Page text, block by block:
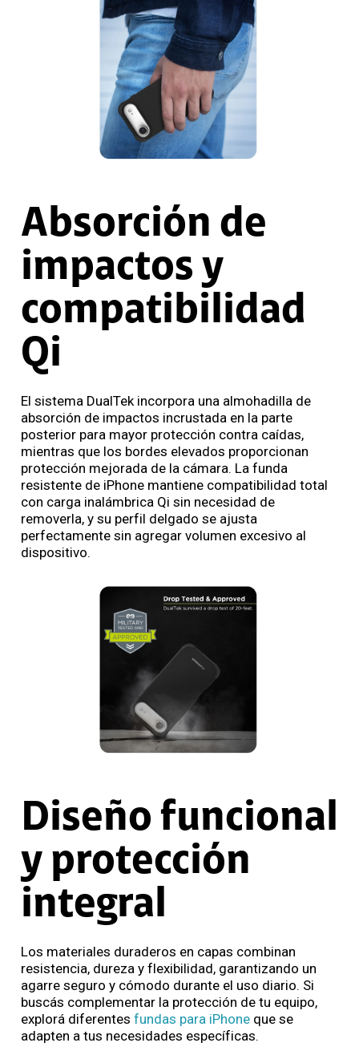
Absorción de
impactos y
compatibilidad
Qi
El sistema DualTek incorpora una almohadilla de
absorción de impactos incrustada en la parte
posterior para mayor protección contra caídas,
mientras que los bordes elevados proporcionan
protección mejorada de la cámara. La funda
resistente de iPhone mantiene compatibilidad total
con carga inalámbrica Qi sin necesidad de
removerla, y su perfil delgado se ajusta
perfectamente sin agregar volumen excesivo al
dispositivo.
Diseño funcional
y protección
integral
Los materiales duraderos en capas combinan
resistencia, dureza y flexibilidad, garantizando un
agarre seguro y cómodo durante el uso diario. Si
buscás complementar la protección de tu equipo,
explorá diferentes fundas para iPhone que se
adapten a tus necesidades específicas.